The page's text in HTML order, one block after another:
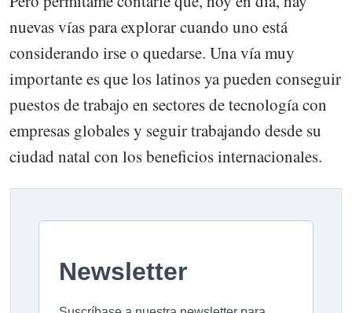
nuevas vías para explorar cuando uno está
considerando irse o quedarse. Una vía muy
importante es que los latinos ya pueden conseguir
puestos de trabajo en sectores de tecnología con
empresas globales y seguir trabajando desde su
ciudad natal con los beneficios internacionales.